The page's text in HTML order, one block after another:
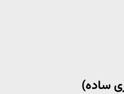
ساده)